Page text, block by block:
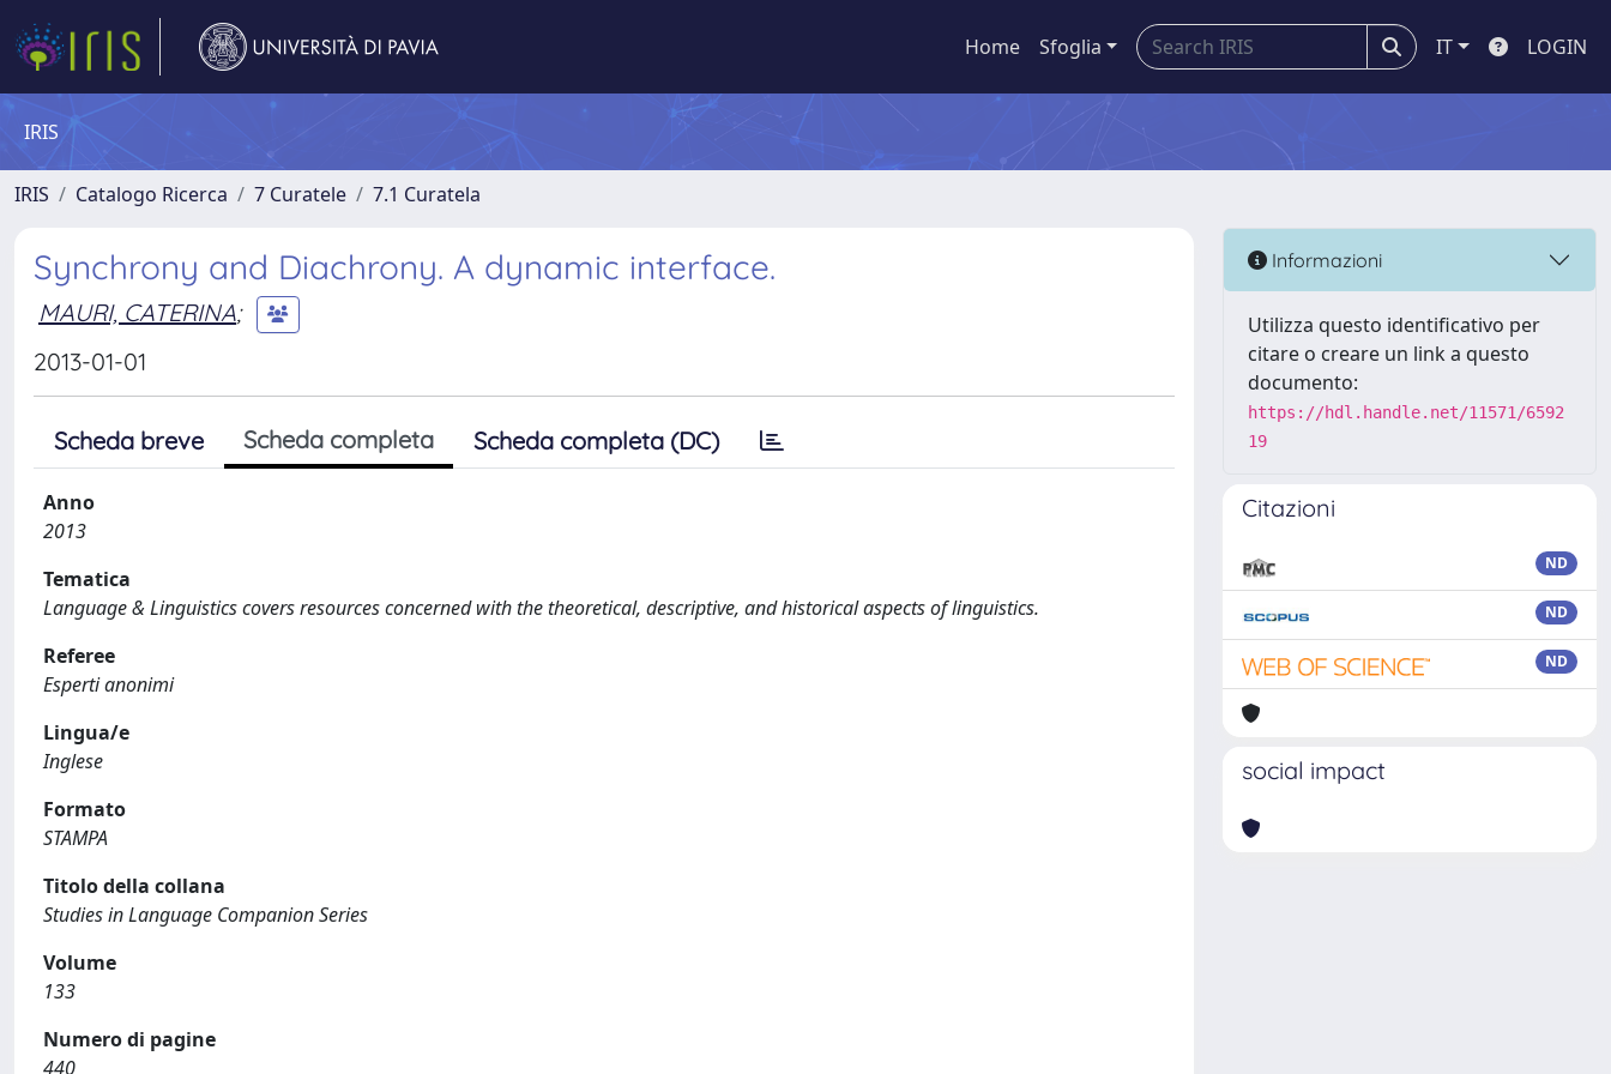
Home Sfoglia IT LOGIN
IRIS
IRIS Catalogo Ricerca 7 Curatele 7.1 Curatela
Synchrony and Diachrony. A dynamic interface.
MAURI, CATERINA;
2013-01-01
Scheda breve Scheda completa Scheda completa (DC)
Anno
2013
Tematica
Language & Linguistics covers resources concerned with the theoretical, descriptive, and historical aspects of linguistics.
Referee
Esperti anonimi
Lingua/e
Inglese
Formato
STAMPA
Titolo della collana
Studies in Language Companion Series
Volume
133
Numero di pagine
440
Informazioni
Utilizza questo identificativo per
citare o creare un link a questo
documento:
https://hdl.handle.net/11571/6592
19
Citazioni
ND
ND
ND
social impact